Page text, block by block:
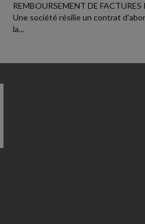
REMBOURSEMENT DE
Une société résilie un contrat
la...